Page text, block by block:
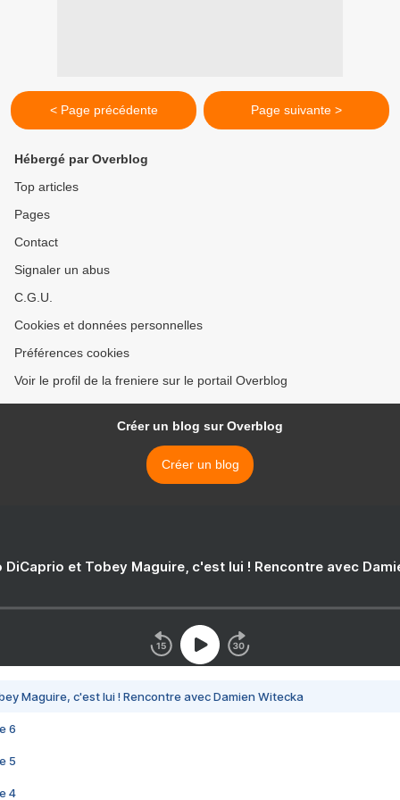
< Page précédente Page suivante >
Hébergé par Overblog
Top articles
Pages
Contact
Signaler un abus
C.G.U.
Cookies et données personnelles
Préférences cookies
Voir le profil de la freniere sur le portail Overblog
Créer un blog sur Overblog
Créer un blog
DiCaprio et Tobey Maguire, c'est lui ! Rencontre avec
Maguire, c'est lui ! Rencontre avec Damien Witecka
6
5
4